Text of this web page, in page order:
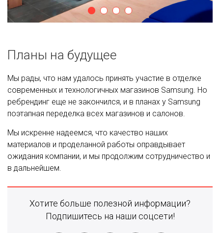
Планы на будущее
Мы рады, что нам удалось принять участие в отделке
современных и технологичных магазинов Samsung. Но
ребрендинг еще не закончился, и в планах у Samsung
поэтапная переделка всех магазинов и салонов.
Мы искренне надеемся, что качество наших
материалов и проделанной работы оправдывает
ожидания компании, и мы продолжим сотрудничество и
в дальнейшем.
Хотите больше полезной информации?
Подпишитесь на наши соцсети!